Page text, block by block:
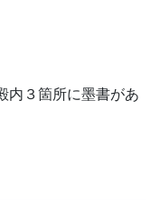
内３箇所に墨書があ